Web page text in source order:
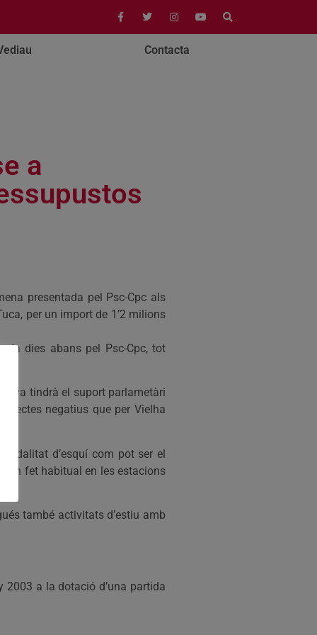
Contacta
a
presentada pel Psc-Cpc als
per un import de 1’2 milions
dies abans pel Psc-Cpc, tot
tindrà el suport parlametàri
negatius que per Vielha
d’esquí com pot ser el
un fet habitual en les estacions
també activitats d’estiu amb
a la dotació d’una partida